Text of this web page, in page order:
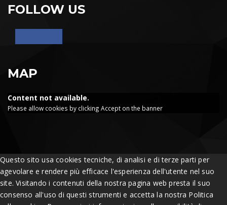
FOLLOW US
MAP
Content not available.
Please allow cookies by clicking Accept on the banner
Questo sito usa cookies tecniche, di analisi e di terze parti per
agevolare e rendere più efficace l'esperienza dell'utente nel suo
site. Visitando i contenuti della nostra pagina web presta il suo
consenso all'uso di questi strumenti e accetta la nostra Politica